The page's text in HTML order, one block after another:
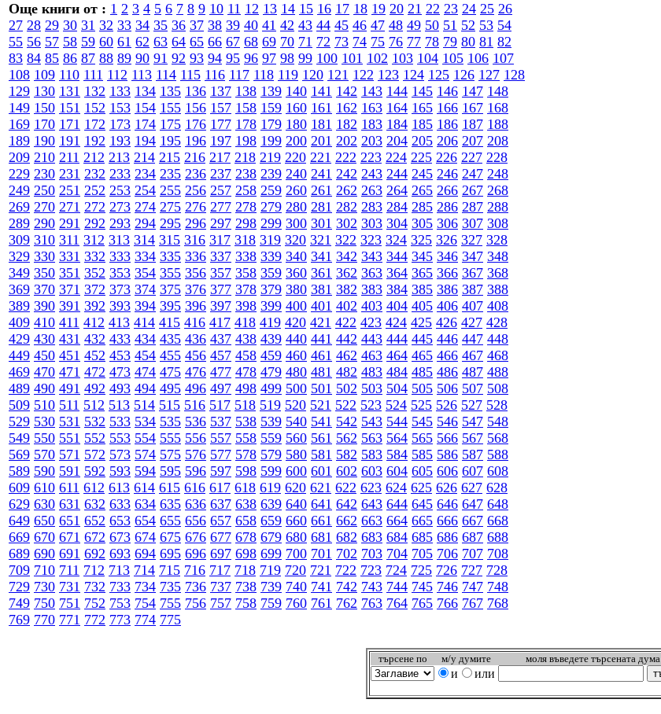
Още книги от : 1 2 3 4 5 6 7 8 9 10 11 12 13 14 15 16 17 18 19 20 21 22 23 24 25 26
27 28 29 30 31 32 33 34 35 36 37 38 39 40 41 42 43 44 45 46 47 48 49 50 51 52 53 54
55 56 57 58 59 60 61 62 63 64 65 66 67 68 69 70 71 72 73 74 75 76 77 78 79 80 81 82
83 84 85 86 87 88 89 90 91 92 93 94 95 96 97 98 99 100 101 102 103 104 105 106 107
108 109 110 111 112 113 114 115 116 117 118 119 120 121 122 123 124 125 126 127 128
129 130 131 132 133 134 135 136 137 138 139 140 141 142 143 144 145 146 147 148
149 150 151 152 153 154 155 156 157 158 159 160 161 162 163 164 165 166 167 168
169 170 171 172 173 174 175 176 177 178 179 180 181 182 183 184 185 186 187 188
189 190 191 192 193 194 195 196 197 198 199 200 201 202 203 204 205 206 207 208
209 210 211 212 213 214 215 216 217 218 219 220 221 222 223 224 225 226 227 228
229 230 231 232 233 234 235 236 237 238 239 240 241 242 243 244 245 246 247 248
249 250 251 252 253 254 255 256 257 258 259 260 261 262 263 264 265 266 267 268
269 270 271 272 273 274 275 276 277 278 279 280 281 282 283 284 285 286 287 288
289 290 291 292 293 294 295 296 297 298 299 300 301 302 303 304 305 306 307 308
309 310 311 312 313 314 315 316 317 318 319 320 321 322 323 324 325 326 327 328
329 330 331 332 333 334 335 336 337 338 339 340 341 342 343 344 345 346 347 348
349 350 351 352 353 354 355 356 357 358 359 360 361 362 363 364 365 366 367 368
369 370 371 372 373 374 375 376 377 378 379 380 381 382 383 384 385 386 387 388
389 390 391 392 393 394 395 396 397 398 399 400 401 402 403 404 405 406 407 408
409 410 411 412 413 414 415 416 417 418 419 420 421 422 423 424 425 426 427 428
429 430 431 432 433 434 435 436 437 438 439 440 441 442 443 444 445 446 447 448
449 450 451 452 453 454 455 456 457 458 459 460 461 462 463 464 465 466 467 468
469 470 471 472 473 474 475 476 477 478 479 480 481 482 483 484 485 486 487 488
489 490 491 492 493 494 495 496 497 498 499 500 501 502 503 504 505 506 507 508
509 510 511 512 513 514 515 516 517 518 519 520 521 522 523 524 525 526 527 528
529 530 531 532 533 534 535 536 537 538 539 540 541 542 543 544 545 546 547 548
549 550 551 552 553 554 555 556 557 558 559 560 561 562 563 564 565 566 567 568
569 570 571 572 573 574 575 576 577 578 579 580 581 582 583 584 585 586 587 588
589 590 591 592 593 594 595 596 597 598 599 600 601 602 603 604 605 606 607 608
609 610 611 612 613 614 615 616 617 618 619 620 621 622 623 624 625 626 627 628
629 630 631 632 633 634 635 636 637 638 639 640 641 642 643 644 645 646 647 648
649 650 651 652 653 654 655 656 657 658 659 660 661 662 663 664 665 666 667 668
669 670 671 672 673 674 675 676 677 678 679 680 681 682 683 684 685 686 687 688
689 690 691 692 693 694 695 696 697 698 699 700 701 702 703 704 705 706 707 708
709 710 711 712 713 714 715 716 717 718 719 720 721 722 723 724 725 726 727 728
729 730 731 732 733 734 735 736 737 738 739 740 741 742 743 744 745 746 747 748
749 750 751 752 753 754 755 756 757 758 759 760 761 762 763 764 765 766 767 768
769 770 771 772 773 774 775
търсeне по м/у думите моля въведете търсената дума
и или